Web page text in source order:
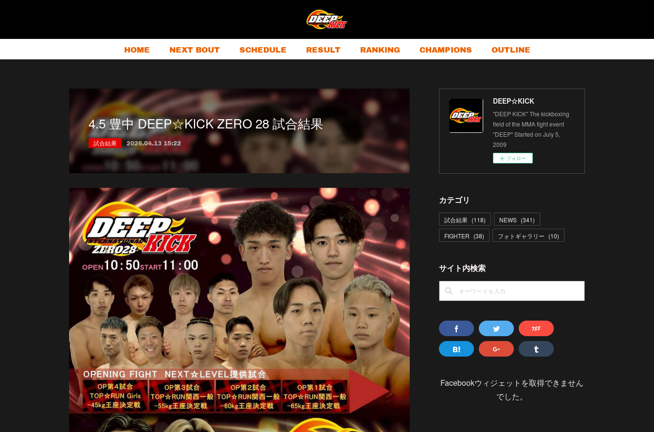
HOME NEXT BOUT SCHEDULE RESULT RANKING CHAMPIONS OUTLINE
4.5 豊中 DEEP☆KICK ZERO 28 試合結果
試合結果 2026.04.13 15:22
DEEP☆KICK
"DEEP KICK" The kickboxing
field of the MMA fight event
"DEEP" Started on July 5,
2009
フォロー
カテゴリ
試合結果 (118) NEWS (341)
FIGHTER (38) フォトギャラリー (10)
サイト内検索
Facebookウィジェットを取得できません
でした。